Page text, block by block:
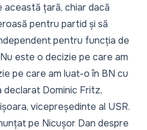
această țară, chiar dacă
pentru partid și să
pentru funcția de
este o decizie pe care am
pe care am luat-o în BN cu
declarat Dominic Fritz,
vicepreședinte al USR.
pe Nicușor Dan despre